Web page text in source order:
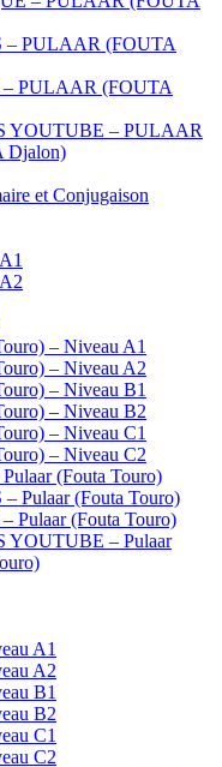
– PULAAR (FOUTA
– PULAAR (FOUTA
YOUTUBE – PULAAR
Djalon)
et Conjugaison
– Niveau A1
– Niveau A2
– Niveau B1
– Niveau B2
– Niveau C1
– Niveau C2
(Fouta Touro)
Pulaar (Fouta Touro)
Pulaar (Fouta Touro)
YOUTUBE – Pulaar
A1
A2
B1
B2
C1
C2